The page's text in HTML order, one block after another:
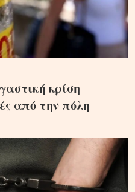
κρίση
από την πόλη